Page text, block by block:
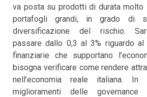
va posta su prodotti di durata molto
portafogli grandi, in grado di
diversificazione del rischio.
passare dallo 0,3 al 3% riguardo
finanziarie che supportano
bisogna verificare come rendere
nell’economia reale italiana.
miglioramenti delle